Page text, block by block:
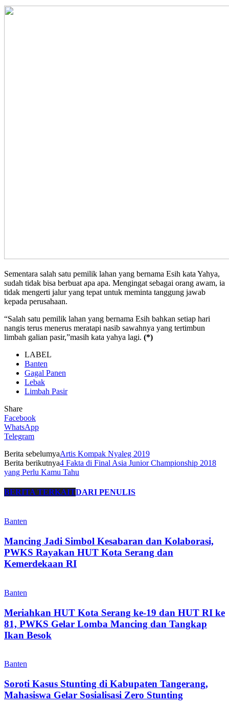
Sementara salah satu pemilik lahan yang bernama Esih kata Yahya,
sudah tidak bisa berbuat apa apa. Mengingat sebagai orang awam, ia
tidak mengerti jalur yang tepat untuk meminta tanggung jawab
kepada perusahaan.
“Salah satu pemilik lahan yang bernama Esih bahkan setiap hari
nangis terus menerus meratapi nasib sawahnya yang tertimbun
limbah galian pasir,”masih kata yahya lagi. (*)
LABEL
Banten
Gagal Panen
Lebak
Limbah Pasir
Share
Facebook
WhatsApp
Telegram
Berita sebelumyaArtis Kompak Nyaleg 2019
Berita berikutnya4 Fakta di Final Asia Junior Championship 2018
yang Perlu Kamu Tahu
BERITA TERKAITDARI PENULIS
Banten
Mancing Jadi Simbol Kesabaran dan Kolaborasi,
PWKS Rayakan HUT Kota Serang dan
Kemerdekaan RI
Banten
Meriahkan HUT Kota Serang ke-19 dan HUT RI ke
81, PWKS Gelar Lomba Mancing dan Tangkap
Ikan Besok
Banten
Soroti Kasus Stunting di Kabupaten Tangerang,
Mahasiswa Gelar Sosialisasi Zero Stunting